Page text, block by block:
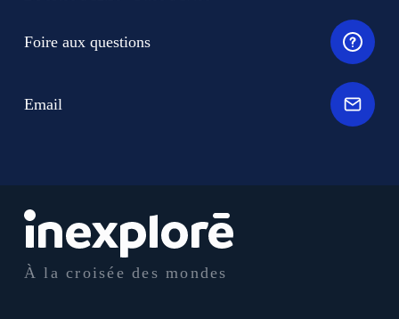
À la croisée des mondes
Foire aux questions
Email